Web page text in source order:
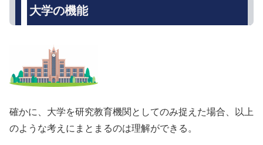
大学の機能
確かに、大学を研究教育機関としてのみ捉えた場合、以上
のような考えにまとまるのは理解ができる。